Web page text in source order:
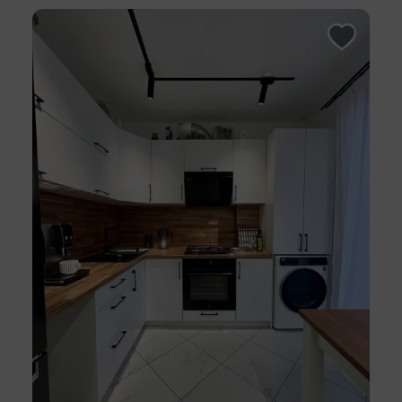
такси и автобусами, которые связывают жилой
комплекс с центром Минска и другими районами.
Это означает, что вы легко можете добраться до
работы, учреждений, центра города без
затруднений. - Рядом расположено
водохранилище с благоустроенным пляжем, что
предоставляет отличные возможности для
активного отдыха, рыбалки, плавания в летний
сезон. Много мест для прогулок, занятий спортом
на открытом воздухе. Эта квартира идеально
подходит для молодых пар, начинающих
совместную жизнь, для небольших семей, для
людей, которые ценят современный комфорт и
готовый к заселению вариант. Ищете выгодную
недвижимость или хотите продать свою? Мы
решим это для Вас с заботой и
профессионализмом: - Купить квартиру или дом в
Минске и области - Продать недвижимость по